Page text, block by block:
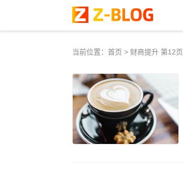
当前位置： 首页 > 财商提升 第12页